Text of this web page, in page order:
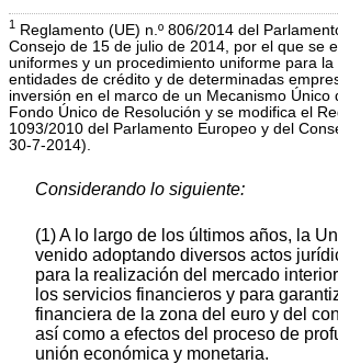
1
Reglamento (UE) n.º 806/2014 del
Consejo de 15 de julio de 2014, por el que se
uniformes y un procedimiento uniforme para la
entidades de crédito y de determinadas
inversión en el marco de un Mecanismo Único
Fondo Único de Resolución y se modifica el
1093/2010 del Parlamento Europeo y del
30-7-2014).
Considerando lo siguiente:
(1) A lo largo de los últimos años, la
venido adoptando diversos actos
para la realización del mercado
los servicios financieros y para
financiera de la zona del euro y del
así como a efectos del proceso de
unión económica y monetaria.